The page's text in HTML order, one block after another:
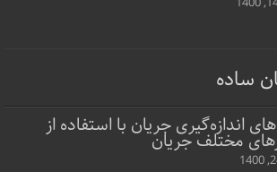
ساده
اندازه‌گیری جریان با استفاده از
مختلف جریان